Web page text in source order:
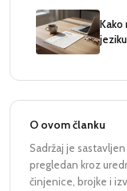
Kako
O ovom članku
Sadržaj je
pregledan kroz
činjenice, brojke i